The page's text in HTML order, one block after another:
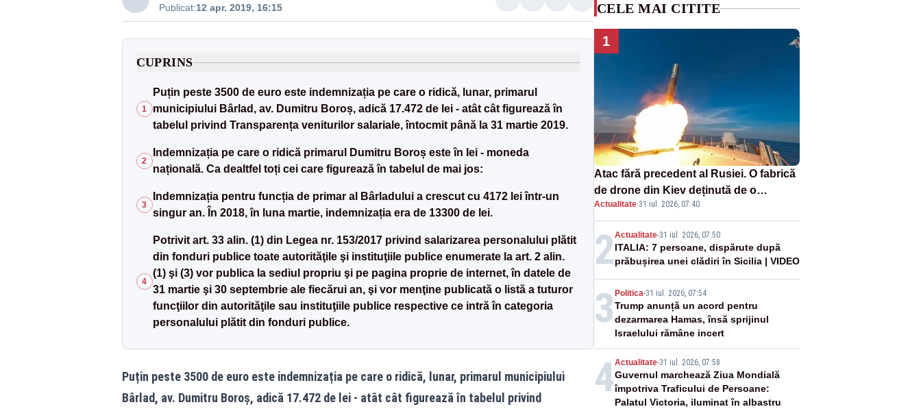
Publicat:12 apr. 2019, 16:15
CUPRINS
1
Puțin peste 3500 de euro este indemnizația pe care o ridică, lunar, primarul
municipiului Bârlad, av. Dumitru Boroș, adică 17.472 de lei - atât cât figurează în
tabelul privind Transparența veniturilor salariale, întocmit până la 31 martie 2019.
2
Indemnizația pe care o ridică primarul Dumitru Boroș este în lei - moneda
națională. Ca dealtfel toți cei care figurează în tabelul de mai jos:
3
Indemnizația pentru funcția de primar al Bârladului a crescut cu 4172 lei într-un
singur an. În 2018, în luna martie, indemnizația era de 13300 de lei.
4
Potrivit art. 33 alin. (1) din Legea nr. 153/2017 privind salarizarea personalului plătit
din fonduri publice toate autorităţile şi instituţiile publice enumerate la art. 2 alin.
(1) şi (3) vor publica la sediul propriu şi pe pagina proprie de internet, în datele de
31 martie şi 30 septembrie ale fiecărui an, şi vor menţine publicată o listă a tuturor
funcţiilor din autorităţile sau instituţiile publice respective ce intră în categoria
personalului plătit din fonduri publice.
Puțin peste 3500 de euro este indemnizația pe care o ridică, lunar, primarul municipiului
Bârlad, av. Dumitru Boroș, adică 17.472 de lei - atât cât figurează în tabelul privind
CELE MAI CITITE
1
Atac fără precedent al Rusiei. O fabrică
de drone din Kiev deținută de o
companie americană, distrusă de o
rachetă rusească
Actualitate·31 iul. 2026, 07:40
2Actualitate-31 iul. 2026, 07:50
ITALIA: 7 persoane, dispărute după
prăbușirea unei clădiri în Sicilia | VIDEO
3 Politica-31 iul. 2026, 07:54
Trump anunță un acord pentru
dezarmarea Hamas, însă sprijinul
Israelului rămâne incert
4Actualitate-31 iul. 2026, 07:58
Guvernul marchează Ziua Mondială
împotriva Traficului de Persoane:
Palatul Victoria, iluminat în albastru